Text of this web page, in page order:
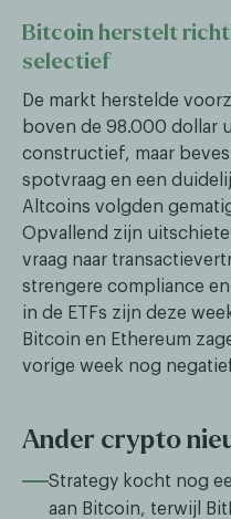
Bitcoin herstelt
selectief
De markt herstelde
boven de 98.000 dollar
constructief, maar
spotvraag en een
Altcoins volgden
Opvallend zijn
vraag naar
strengere compliance
in de ETFs zijn deze
Bitcoin en Ethereum
vorige week nog
Ander crypto
Strategy kocht nog
aan Bitcoin, terwijl